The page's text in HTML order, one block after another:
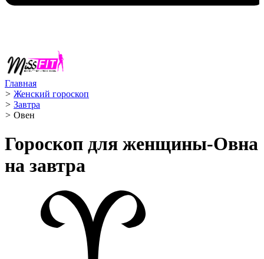
Главная
> Женский гороскоп
> Завтра
> Овен ️
Гороскоп для женщины-Овна
на завтра